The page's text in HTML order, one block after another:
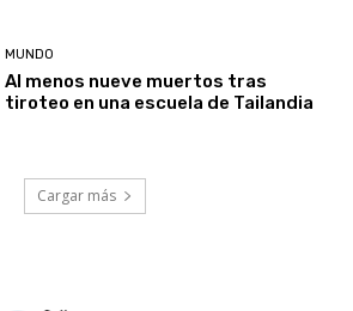
MUNDO
Al menos nueve muertos tras
tiroteo en una escuela de Tailandia
Cargar más